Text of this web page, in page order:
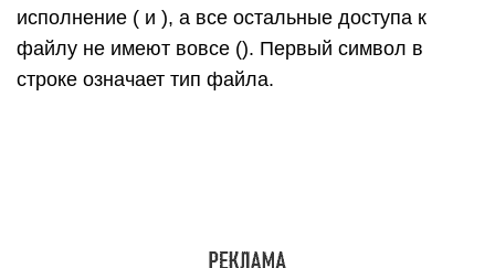
исполнение ( и ), а все остальные доступа к
файлу не имеют вовсе (). Первый символ в
строке означает тип файла.